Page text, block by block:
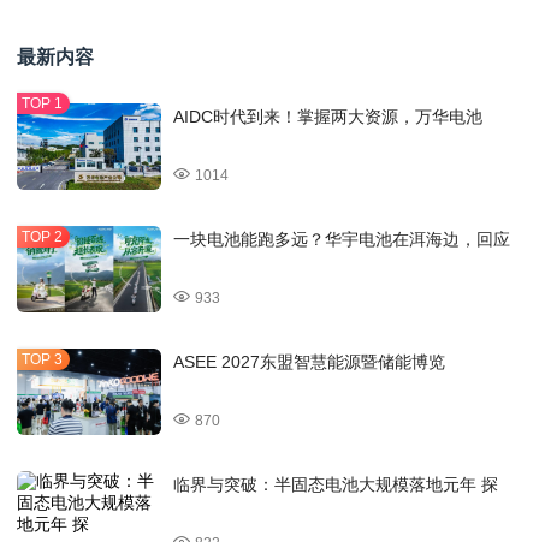
最新内容
AIDC时代到来！掌握两大资源，万华电池
1014
一块电池能跑多远？华宇电池在洱海边，回应
933
ASEE 2027东盟智慧能源暨储能博览
870
临界与突破：半固态电池大规模落地元年 探